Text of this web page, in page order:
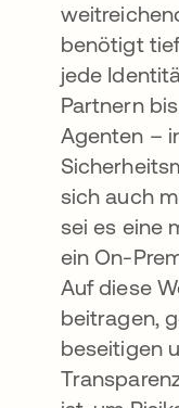
benötigt
jede
Partnern
Agenten –
sich auch
sei es eine
ein On-
Auf diese
beitragen,
beseitigen